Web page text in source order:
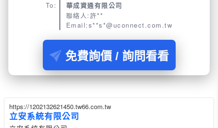
To:
華成資通有限公司
聯絡人:許**
Email:s**s*@uconnect.com.tw
免費詢價 / 詢問看看
https://1202132621450.tw66.com.tw
立安系統有限公司